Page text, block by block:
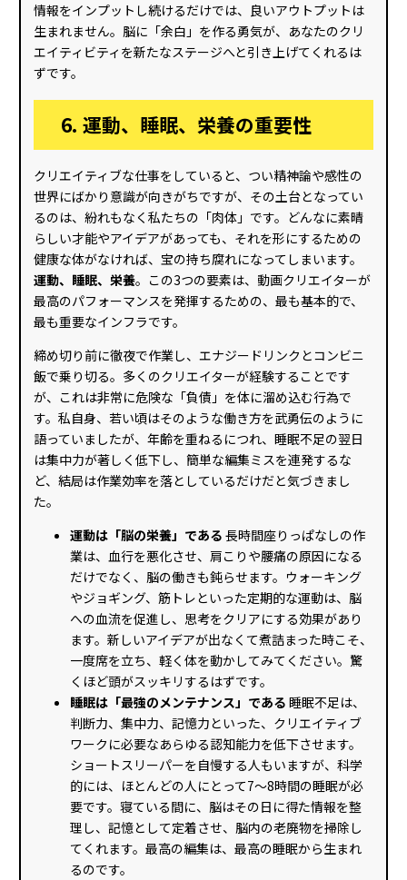
情報をインプットし続けるだけでは、良いアウトプットは
生まれません。脳に「余白」を作る勇気が、あなたのクリ
エイティビティを新たなステージへと引き上げてくれるは
ずです。
6. 運動、睡眠、栄養の重要性
クリエイティブな仕事をしていると、つい精神論や感性の
世界にばかり意識が向きがちですが、その土台となってい
るのは、紛れもなく私たちの「肉体」です。どんなに素晴
らしい才能やアイデアがあっても、それを形にするための
健康な体がなければ、宝の持ち腐れになってしまいます。
運動、睡眠、栄養。この3つの要素は、動画クリエイターが
最高のパフォーマンスを発揮するための、最も基本的で、
最も重要なインフラです。
締め切り前に徹夜で作業し、エナジードリンクとコンビニ
飯で乗り切る。多くのクリエイターが経験することです
が、これは非常に危険な「負債」を体に溜め込む行為で
す。私自身、若い頃はそのような働き方を武勇伝のように
語っていましたが、年齢を重ねるにつれ、睡眠不足の翌日
は集中力が著しく低下し、簡単な編集ミスを連発するな
ど、結局は作業効率を落としているだけだと気づきまし
た。
運動は「脳の栄養」である 長時間座りっぱなしの作
業は、血行を悪化させ、肩こりや腰痛の原因になる
だけでなく、脳の働きも鈍らせます。ウォーキング
やジョギング、筋トレといった定期的な運動は、脳
への血流を促進し、思考をクリアにする効果があり
ます。新しいアイデアが出なくて煮詰まった時こそ、
一度席を立ち、軽く体を動かしてみてください。驚
くほど頭がスッキリするはずです。
睡眠は「最強のメンテナンス」である 睡眠不足は、
判断力、集中力、記憶力といった、クリエイティブ
ワークに必要なあらゆる認知能力を低下させます。
ショートスリーパーを自慢する人もいますが、科学
的には、ほとんどの人にとって7〜8時間の睡眠が必
要です。寝ている間に、脳はその日に得た情報を整
理し、記憶として定着させ、脳内の老廃物を掃除し
てくれます。最高の編集は、最高の睡眠から生まれ
るのです。